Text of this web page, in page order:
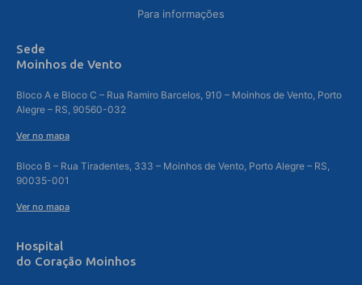
Para informações
Sede
Moinhos de Vento
Bloco A e Bloco C – Rua Ramiro Barcelos, 910 – Moinhos de Vento, Porto
Alegre – RS, 90560-032
Ver no mapa
Bloco B – Rua Tiradentes, 333 – Moinhos de Vento, Porto Alegre – RS,
90035-001
Ver no mapa
Hospital
do Coração Moinhos